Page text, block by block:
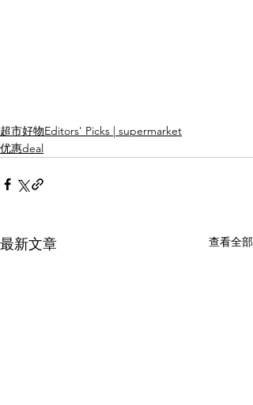
超市好物Editors' Picks | supermarket
优惠deal
最新文章 查看全部